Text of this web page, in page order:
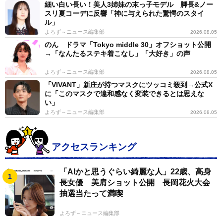
細い白い長い！美人3姉妹の末っ子モデル 脚長&ノー
スリ夏コーデに反響「神に与えられた驚愕のスタイ
ル」
よろず～ニュース編集部 2026.08.05
のん ドラマ「Tokyo middle 30」オフショット公開
→「なんたるステキ着こなし」「大好き」の声
よろず～ニュース編集部 2026.08.05
「VIVANT」新庄が持つマスクにツッコミ殺到→公式X
に「このマスクで違和感なく変装できるとは思えな
い」
よろず～ニュース編集部 2026.08.05
アクセスランキング
「AIかと思うぐらい綺麗な人」22歳、高身
長女優 美肩ショット公開 長岡花火大会
抽選当たって満喫
よろず～ニュース編集部